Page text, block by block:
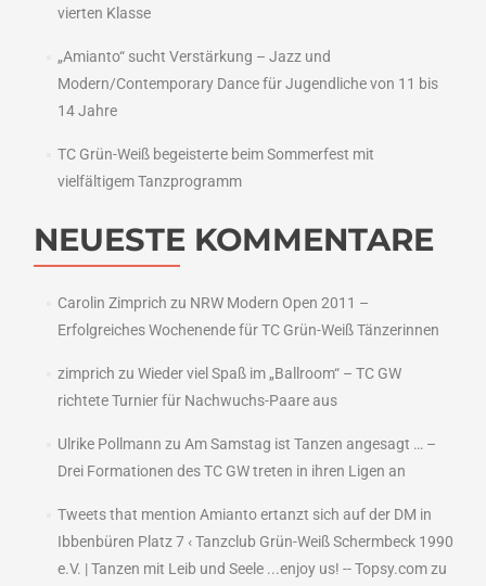
vierten Klasse
„Amianto“ sucht Verstärkung – Jazz und
Modern/Contemporary Dance für Jugendliche von 11 bis
14 Jahre
TC Grün-Weiß begeisterte beim Sommerfest mit
vielfältigem Tanzprogramm
NEUESTE KOMMENTARE
Carolin Zimprich zu NRW Modern Open 2011 –
Erfolgreiches Wochenende für TC Grün-Weiß Tänzerinnen
zimprich zu Wieder viel Spaß im „Ballroom“ – TC GW
richtete Turnier für Nachwuchs-Paare aus
Ulrike Pollmann zu Am Samstag ist Tanzen angesagt … –
Drei Formationen des TC GW treten in ihren Ligen an
Tweets that mention Amianto ertanzt sich auf der DM in
Ibbenbüren Platz 7 ‹ Tanzclub Grün-Weiß Schermbeck 1990
e.V. | Tanzen mit Leib und Seele ...enjoy us! -- Topsy.comzu